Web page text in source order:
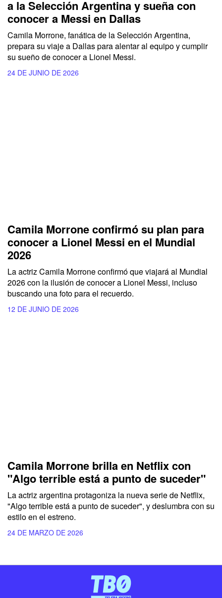
a la Selección Argentina y sueña con
conocer a Messi en Dallas
Camila Morrone, fanática de la Selección Argentina,
prepara su viaje a Dallas para alentar al equipo y cumplir
su sueño de conocer a Lionel Messi.
24 DE JUNIO DE 2026
Camila Morrone confirmó su plan para
conocer a Lionel Messi en el Mundial
2026
La actriz Camila Morrone confirmó que viajará al Mundial
2026 con la ilusión de conocer a Lionel Messi, incluso
buscando una foto para el recuerdo.
12 DE JUNIO DE 2026
Camila Morrone brilla en Netflix con
"Algo terrible está a punto de suceder"
La actriz argentina protagoniza la nueva serie de Netflix,
"Algo terrible está a punto de suceder", y deslumbra con su
estilo en el estreno.
24 DE MARZO DE 2026